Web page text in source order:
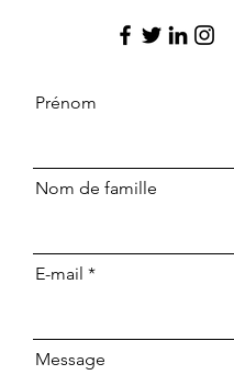
Prénom
Nom de famille
E-mail
Message